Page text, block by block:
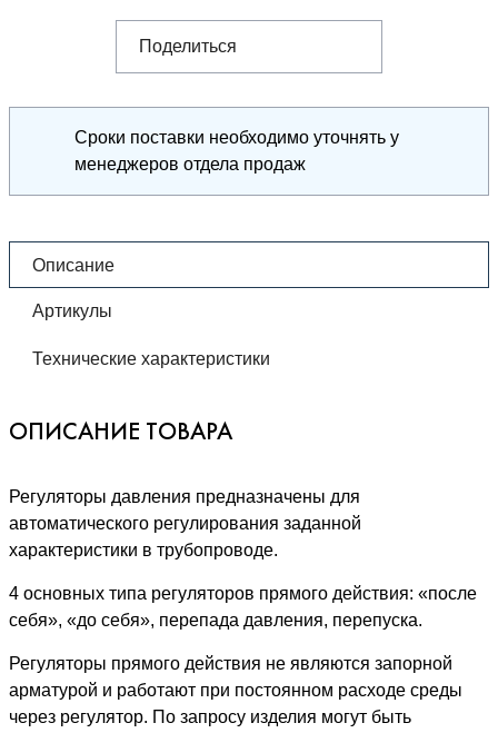
Поделиться
Сроки поставки необходимо уточнять у
менеджеров отдела продаж
Описание
Артикулы
Технические характеристики
ОПИСАНИЕ ТОВАРА
Регуляторы давления предназначены для
автоматического регулирования заданной
характеристики в трубопроводе.
4 основных типа регуляторов прямого действия: «после
себя», «до себя», перепада давления, перепуска.
Регуляторы прямого действия не являются запорной
арматурой и работают при постоянном расходе среды
через регулятор. По запросу изделия могут быть